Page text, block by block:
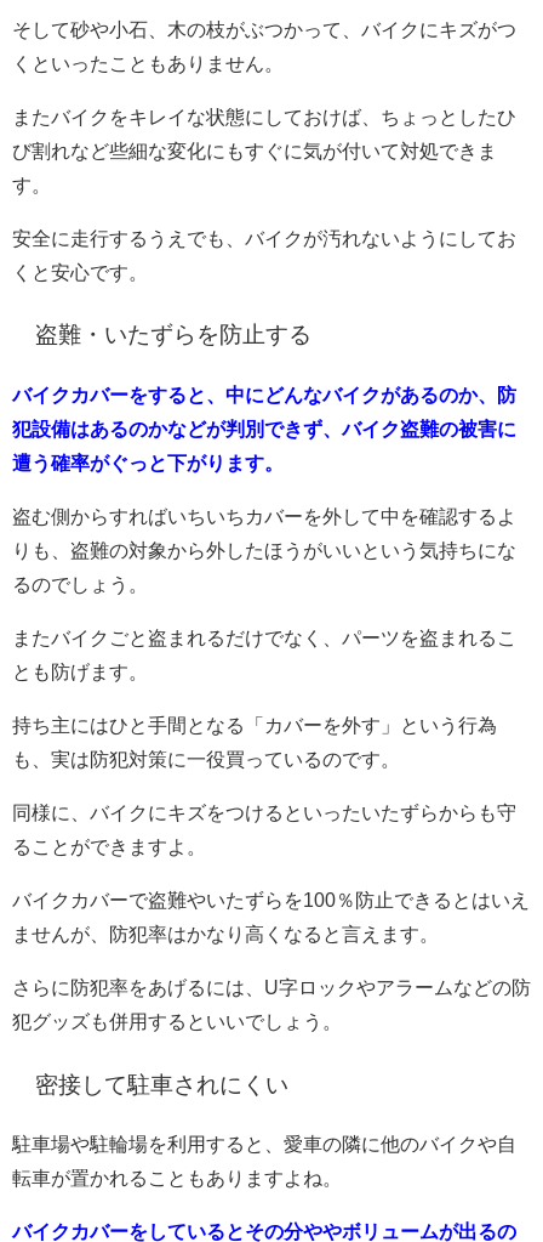
そして砂や小石、木の枝がぶつかって、バイクにキズがつ
くといったこともありません。
またバイクをキレイな状態にしておけば、ちょっとしたひ
び割れなど些細な変化にもすぐに気が付いて対処できま
す。
安全に走行するうえでも、バイクが汚れないようにしてお
くと安心です。
盗難・いたずらを防止する
バイクカバーをすると、中にどんなバイクがあるのか、防
犯設備はあるのかなどが判別できず、バイク盗難の被害に
遭う確率がぐっと下がります。
盗む側からすればいちいちカバーを外して中を確認するよ
りも、盗難の対象から外したほうがいいという気持ちにな
るのでしょう。
またバイクごと盗まれるだけでなく、パーツを盗まれるこ
とも防げます。
持ち主にはひと手間となる「カバーを外す」という行為
も、実は防犯対策に一役買っているのです。
同様に、バイクにキズをつけるといったいたずらからも守
ることができますよ。
バイクカバーで盗難やいたずらを100％防止できるとはいえ
ませんが、防犯率はかなり高くなると言えます。
さらに防犯率をあげるには、U字ロックやアラームなどの防
犯グッズも併用するといいでしょう。
密接して駐車されにくい
駐車場や駐輪場を利用すると、愛車の隣に他のバイクや自
転車が置かれることもありますよね。
バイクカバーをしているとその分ややボリュームが出るの